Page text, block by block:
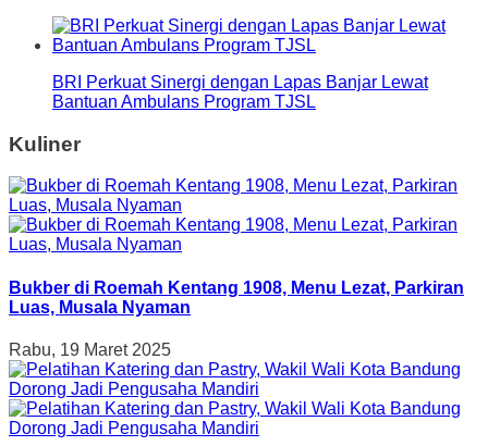
BRI Perkuat Sinergi dengan Lapas Banjar Lewat
Bantuan Ambulans Program TJSL
Kuliner
Bukber di Roemah Kentang 1908, Menu Lezat, Parkiran
Luas, Musala Nyaman
Rabu, 19 Maret 2025